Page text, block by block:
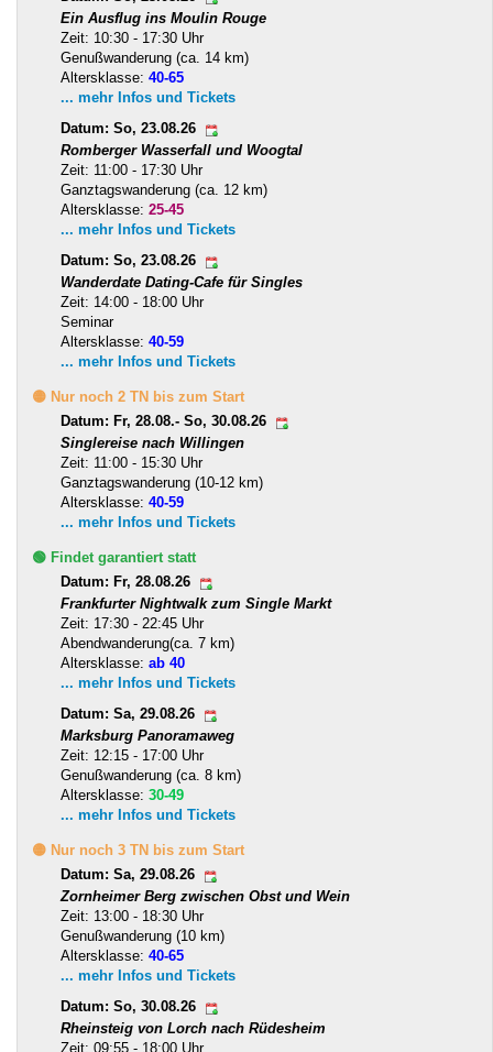
Ein Ausflug ins Moulin Rouge
Zeit: 10:30 - 17:30 Uhr
Genußwanderung (ca. 14 km)
Altersklasse: 40-65
... mehr Infos und Tickets
Datum: So, 23.08.26
Romberger Wasserfall und Woogtal
Zeit: 11:00 - 17:30 Uhr
Ganztagswanderung (ca. 12 km)
Altersklasse: 25-45
... mehr Infos und Tickets
Datum: So, 23.08.26
Wanderdate Dating-Cafe für Singles
Zeit: 14:00 - 18:00 Uhr
Seminar
Altersklasse: 40-59
... mehr Infos und Tickets
🟡 Nur noch 2 TN bis zum Start
Datum: Fr, 28.08.- So, 30.08.26
Singlereise nach Willingen
Zeit: 11:00 - 15:30 Uhr
Ganztagswanderung (10-12 km)
Altersklasse: 40-59
... mehr Infos und Tickets
🟢 Findet garantiert statt
Datum: Fr, 28.08.26
Frankfurter Nightwalk zum Single Markt
Zeit: 17:30 - 22:45 Uhr
Abendwanderung(ca. 7 km)
Altersklasse: ab 40
... mehr Infos und Tickets
Datum: Sa, 29.08.26
Marksburg Panoramaweg
Zeit: 12:15 - 17:00 Uhr
Genußwanderung (ca. 8 km)
Altersklasse: 30-49
... mehr Infos und Tickets
🟡 Nur noch 3 TN bis zum Start
Datum: Sa, 29.08.26
Zornheimer Berg zwischen Obst und Wein
Zeit: 13:00 - 18:30 Uhr
Genußwanderung (10 km)
Altersklasse: 40-65
... mehr Infos und Tickets
Datum: So, 30.08.26
Rheinsteig von Lorch nach Rüdesheim
Zeit: 09:55 - 18:00 Uhr